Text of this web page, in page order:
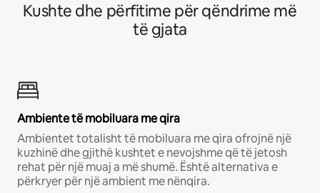
Kushte dhe përfitime për qëndrime më
të gjata
Ambiente të mobiluara me qira
Ambientet totalisht të mobiluara me qira ofrojnë një
kuzhinë dhe gjithë kushtet e nevojshme që të jetosh
rehat për një muaj a më shumë. Është alternativa e
përkryer për një ambient me nënqira.